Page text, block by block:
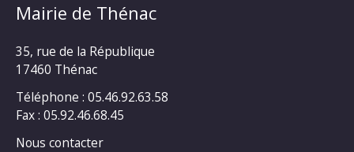
Mairie de Thénac
35, rue de la République
17460 Thénac
Téléphone : 05.46.92.63.58
Fax : 05.92.46.68.45
Nous contacter